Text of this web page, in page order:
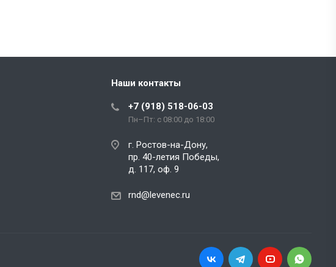
Наши контакты
+7 (918) 518-06-03
Пн–Пт: с 08:00 до 18:00
г. Ростов-на-Дону,
пр. 40-летия Победы,
д. 117, оф. 9
rnd@levenec.ru